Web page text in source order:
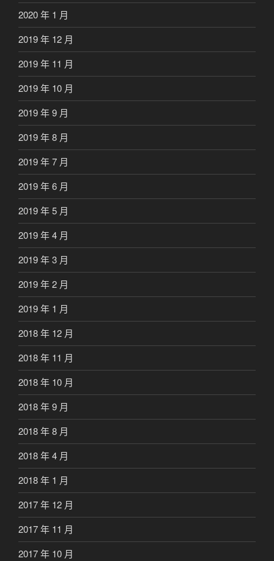
2020 年 1 月
2019 年 12 月
2019 年 11 月
2019 年 10 月
2019 年 9 月
2019 年 8 月
2019 年 7 月
2019 年 6 月
2019 年 5 月
2019 年 4 月
2019 年 3 月
2019 年 2 月
2019 年 1 月
2018 年 12 月
2018 年 11 月
2018 年 10 月
2018 年 9 月
2018 年 8 月
2018 年 4 月
2018 年 1 月
2017 年 12 月
2017 年 11 月
2017 年 10 月